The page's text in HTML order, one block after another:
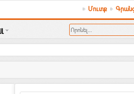
Մուտք